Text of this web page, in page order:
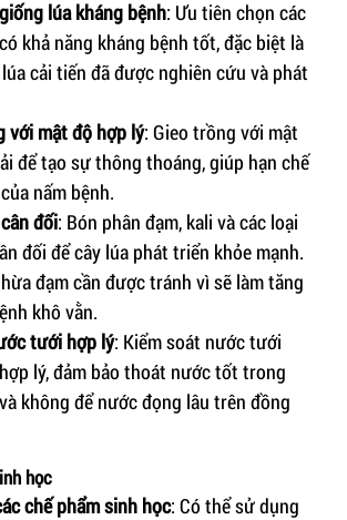
lúa kháng bệnh: Ưu tiên chọn các
khả năng kháng bệnh tốt, đặc biệt là
cải tiến đã được nghiên cứu và phát
với mật độ hợp lý: Gieo trồng với mật
để tạo sự thông thoáng, giúp hạn chế
nấm bệnh.
đối: Bón phân đạm, kali và các loại
đối để cây lúa phát triển khỏe mạnh.
đạm cần được tránh vì sẽ làm tăng
khô vằn.
tưới hợp lý: Kiểm soát nước tưới
lý, đảm bảo thoát nước tốt trong
không để nước đọng lâu trên đồng
học
chế phẩm sinh học: Có thể sử dụng